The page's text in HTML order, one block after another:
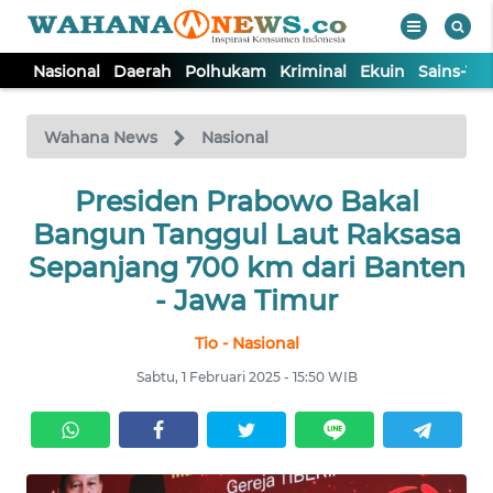
Nasional Daerah Polhukam Kriminal Ekuin Sains-
Wahana News Nasional
Presiden Prabowo Bakal
Bangun Tanggul Laut Raksasa
Sepanjang 700 km dari Banten
- Jawa Timur
Tio - Nasional
Sabtu, 1 Februari 2025 - 15:50 WIB
TV
Tutup
NASIONAL
DAERAH
EKUIN